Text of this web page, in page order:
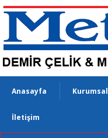
Anasayfa Kurumsal
İletişim